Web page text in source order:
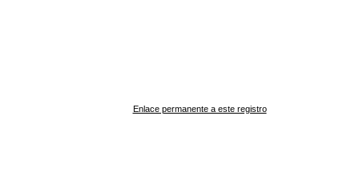
Enlace permanente a este registro